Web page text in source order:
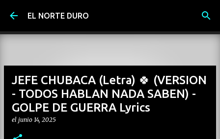
Ir al contenido principal
EL NORTE DURO
JEFE CHUBACA (Letra) 🍀 (VERSION
- TODOS HABLAN NADA SABEN) -
GOLPE DE GUERRA Lyrics
el junio 14, 2025